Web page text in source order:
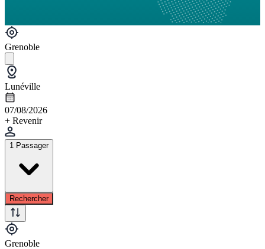
Grenoble
Lunéville
07/08/2026
+ Revenir
1 Passager
Rechercher
Grenoble